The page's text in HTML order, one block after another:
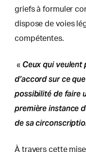
griefs à formuler
dispose de voies
compétentes.
« Ceux qui veulent
d’accord sur ce
possibilité de faire
première instance
de sa
À travers cette